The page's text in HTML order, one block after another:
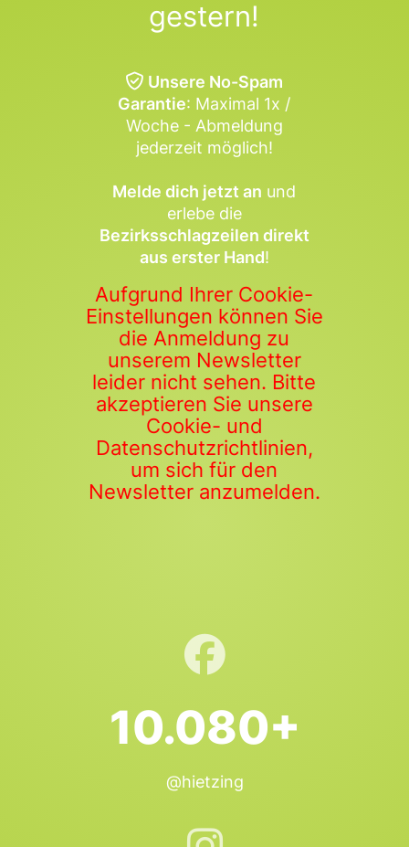
gestern!
Unsere No-Spam
Garantie: Maximal 1x /
Woche - Abmeldung
jederzeit möglich!
Melde dich jetzt an und
erlebe die
Bezirksschlagzeilen direkt
aus erster Hand!
Aufgrund Ihrer Cookie-
Einstellungen können Sie
die Anmeldung zu
unserem Newsletter
leider nicht sehen. Bitte
akzeptieren Sie unsere
Cookie- und
Datenschutzrichtlinien,
um sich für den
Newsletter anzumelden.
10.080+
@hietzing